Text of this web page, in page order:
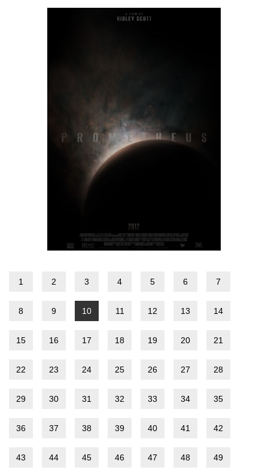
1 2 3 4 5 6 7
8 9 10 11 12 13 14
15 16 17 18 19 20 21
22 23 24 25 26 27 28
29 30 31 32 33 34 35
36 37 38 39 40 41 42
43 44 45 46 47 48 49